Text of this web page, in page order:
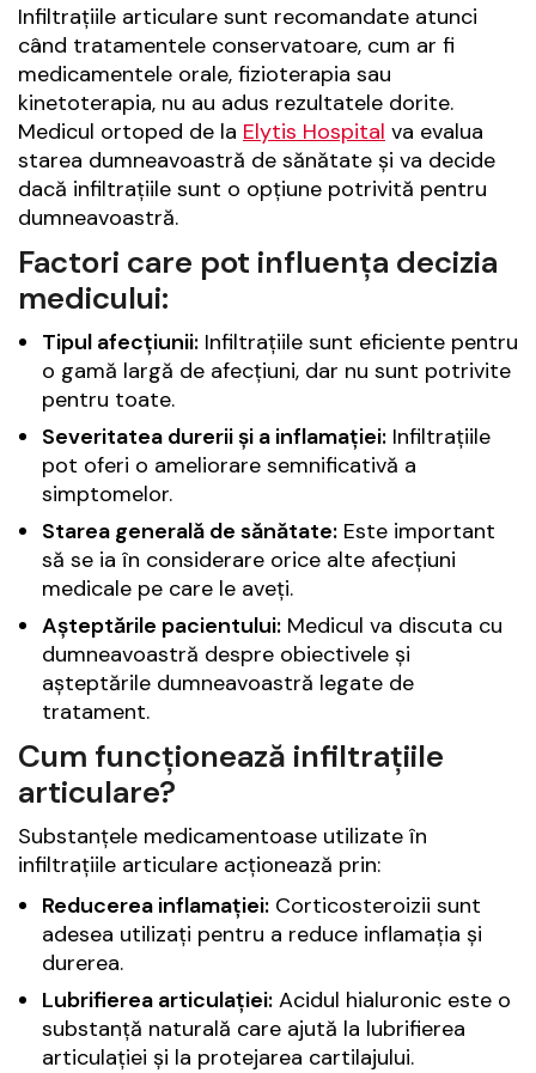
Infiltrațiile articulare sunt recomandate atunci
când tratamentele conservatoare, cum ar fi
medicamentele orale, fizioterapia sau
kinetoterapia, nu au adus rezultatele dorite.
Medicul ortoped de la Elytis Hospital va evalua
starea dumneavoastră de sănătate și va decide
dacă infiltrațiile sunt o opțiune potrivită pentru
dumneavoastră.
Factori care pot influența decizia
medicului:
Tipul afecțiunii: Infiltrațiile sunt eficiente pentru
o gamă largă de afecțiuni, dar nu sunt potrivite
pentru toate.
Severitatea durerii și a inflamației: Infiltrațiile
pot oferi o ameliorare semnificativă a
simptomelor.
Starea generală de sănătate: Este important
să se ia în considerare orice alte afecțiuni
medicale pe care le aveți.
Așteptările pacientului: Medicul va discuta cu
dumneavoastră despre obiectivele și
așteptările dumneavoastră legate de
tratament.
Cum funcționează infiltrațiile
articulare?
Substanțele medicamentoase utilizate în
infiltrațiile articulare acționează prin:
Reducerea inflamației: Corticosteroizii sunt
adesea utilizați pentru a reduce inflamația și
durerea.
Lubrifierea articulației: Acidul hialuronic este o
substanță naturală care ajută la lubrifierea
articulației și la protejarea cartilajului.